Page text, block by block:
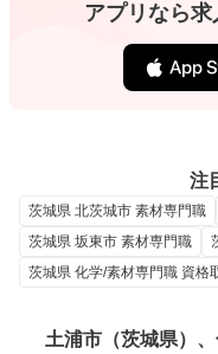
アプリなら求
注
茨城県 北茨城市 素材専門職
茨城県 坂東市 素材専門職
茨城県 化学/素材専門職 資格
土浦市（茨城県）